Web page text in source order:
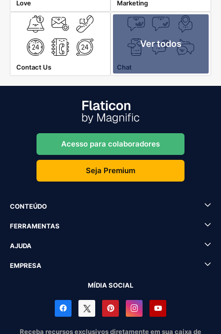
Love Marketing
Contact Us
Ver todos
Chat
Acesso para colaboradores
Seja Premium
CONTEÚDO
FERRAMENTAS
AJUDA
EMPRESA
MÍDIA SOCIAL
Receba recursos exclusivos diretamente em sua caixa de